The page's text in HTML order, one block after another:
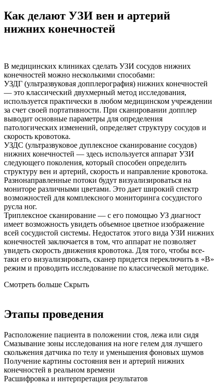
Как делают УЗИ вен и артерий
нижних конечностей
В медицинских клиниках сделать УЗИ сосудов нижних
конечностей можно несколькими способами:
УЗДГ (ультразвуковая допплерография) нижних конечностей
— это классический двухмерный метод исследования,
используется практически в любом медицинском учреждении
за счет своей портативности. При сканировании допплер
выводит основные параметры для определения
патологических изменений, определяет структуру сосудов и
скорость кровотока.
УЗДС (ультразвуковое дуплексное сканирование сосудов)
нижних конечностей — здесь используется аппарат УЗИ
следующего поколения, который способен определить
структуру вен и артерий, скорость и направление кровотока.
Разнонаправленные потоки будут визуализироваться на
мониторе различными цветами. Это дает широкий спектр
возможностей для комплексного мониторинга сосудистого
русла ног.
Триплексное сканирование — с его помощью УЗ диагност
имеет возможность увидеть объемное цветное изображение
всей сосудистой системы. Недостаток этого вида УЗИ нижних
конечностей заключается в том, что аппарат не позволяет
увидеть скорость движения кровотока. Для того, чтобы все-
таки его визуализировать, сканер придется переключить в «В»
режим и проводить исследование по классической методике.
Смотреть больше Скрыть
Этапы проведения
Расположение пациента в положении стоя, лежа или сидя
Смазывание зоны исследования на ноге гелем для лучшего
скольжения датчика по телу и уменьшения фоновых шумов
Получение картины состояния вен и артерий нижних
конечностей в реальном времени
Расшифровка и интерпретация результатов